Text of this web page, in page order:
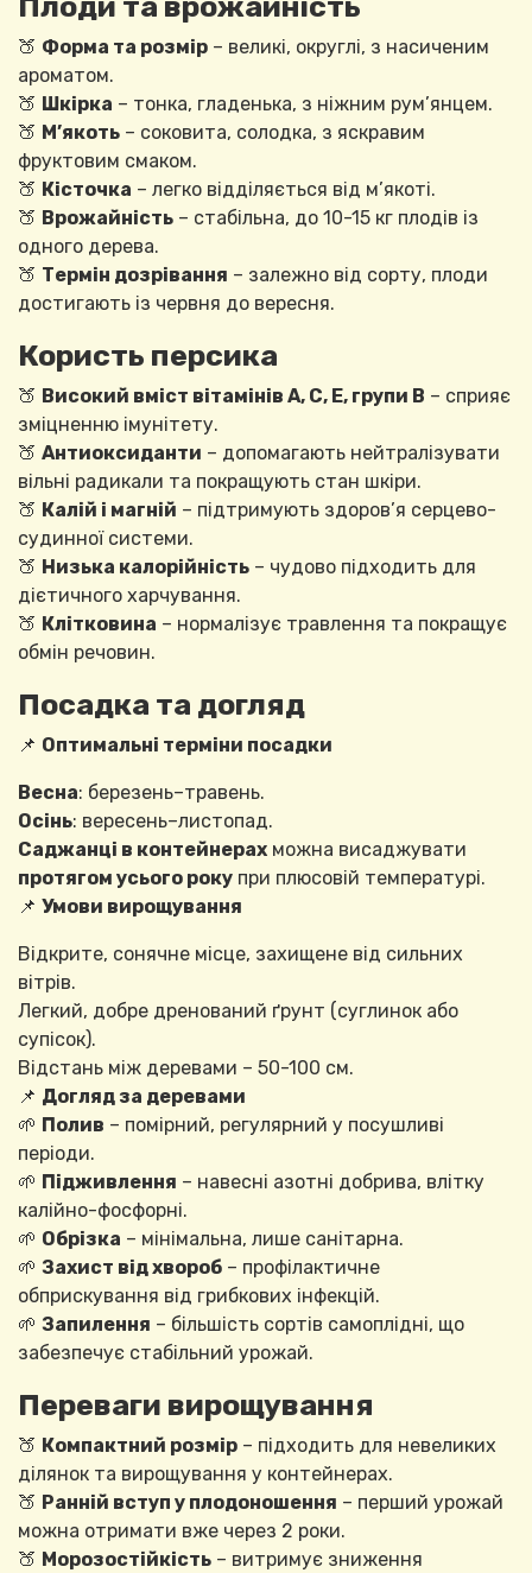
🍑 Форма та розмір – великі, округлі, з насиченим
ароматом.
🍑 Шкірка – тонка, гладенька, з ніжним рум’янцем.
🍑 М’якоть – соковита, солодка, з яскравим
фруктовим смаком.
🍑 Кісточка – легко відділяється від м’якоті.
🍑 Врожайність – стабільна, до 10-15 кг плодів із
одного дерева.
🍑 Термін дозрівання – залежно від сорту, плоди
достигають із червня до вересня.
Користь персика
🍑 Високий вміст вітамінів А, С, Е, групи В – сприяє
зміцненню імунітету.
🍑 Антиоксиданти – допомагають нейтралізувати
вільні радикали та покращують стан шкіри.
🍑 Калій і магній – підтримують здоров’я серцево-
судинної системи.
🍑 Низька калорійність – чудово підходить для
дієтичного харчування.
🍑 Клітковина – нормалізує травлення та покращує
обмін речовин.
Посадка та догляд
📌 Оптимальні терміни посадки
Весна: березень–травень.
Осінь: вересень–листопад.
Саджанці в контейнерах можна висаджувати
протягом усього року при плюсовій температурі.
📌 Умови вирощування
Відкрите, сонячне місце, захищене від сильних
вітрів.
Легкий, добре дренований ґрунт (суглинок або
супісок).
Відстань між деревами – 50-100 см.
📌 Догляд за деревами
🌱 Полив – помірний, регулярний у посушливі
періоди.
🌱 Підживлення – навесні азотні добрива, влітку
калійно-фосфорні.
🌱 Обрізка – мінімальна, лише санітарна.
🌱 Захист від хвороб – профілактичне
обприскування від грибкових інфекцій.
🌱 Запилення – більшість сортів самоплідні, що
забезпечує стабільний урожай.
Переваги вирощування
🍑 Компактний розмір – підходить для невеликих
ділянок та вирощування у контейнерах.
🍑 Ранній вступ у плодоношення – перший урожай
можна отримати вже через 2 роки.
🍑 Морозостійкість – витримує зниження